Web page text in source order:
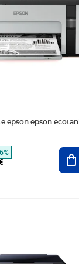
epson epson